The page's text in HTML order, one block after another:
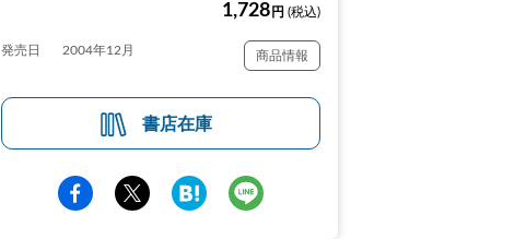
1,728 円 (税込)
発売日 2004年12月 商品情報
書店在庫